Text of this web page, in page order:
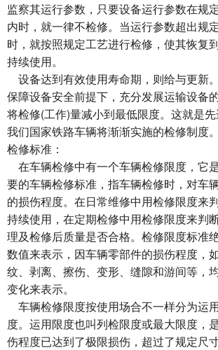
监察其运行参数，只要设备运行参数在规
内时，就一律不检修。当运行参数超出规
时，就按照规定工艺进行检修，使其恢复
持续使用。
设备达到有效使用寿命期，则给与更新
保障设备安全前提下，充分发展运输设备
将检修(工作)量减小到最低限度。这就是
我们国家铁路车辆将渐渐实施的检修制度。
检修标准：
在车辆检修中有一个车辆检修限度，它
要的车辆检修标准，指车辆检修时，对车
的损伤程度。在日常维修中用检修限度来
持续使用，在定期检修中用检修限度来判
理及检修后质量是否合格。检修限度标准
数值来表示，因车辆零部件的损伤程度，
纹、剥离、擦伤、变形、缝隙和游间等，
变化来表示。
车辆检修限度按使用场合不一样分为运
度。运用限度也叫列检限度或最大限度，
伤程度已达到了极限损伤，超过了规定尺